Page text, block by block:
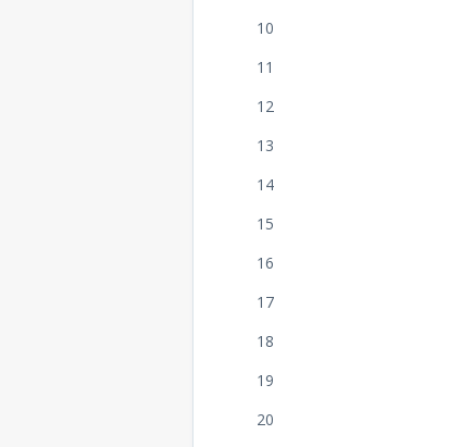
10
11
12
13
14
15
16
17
18
19
20